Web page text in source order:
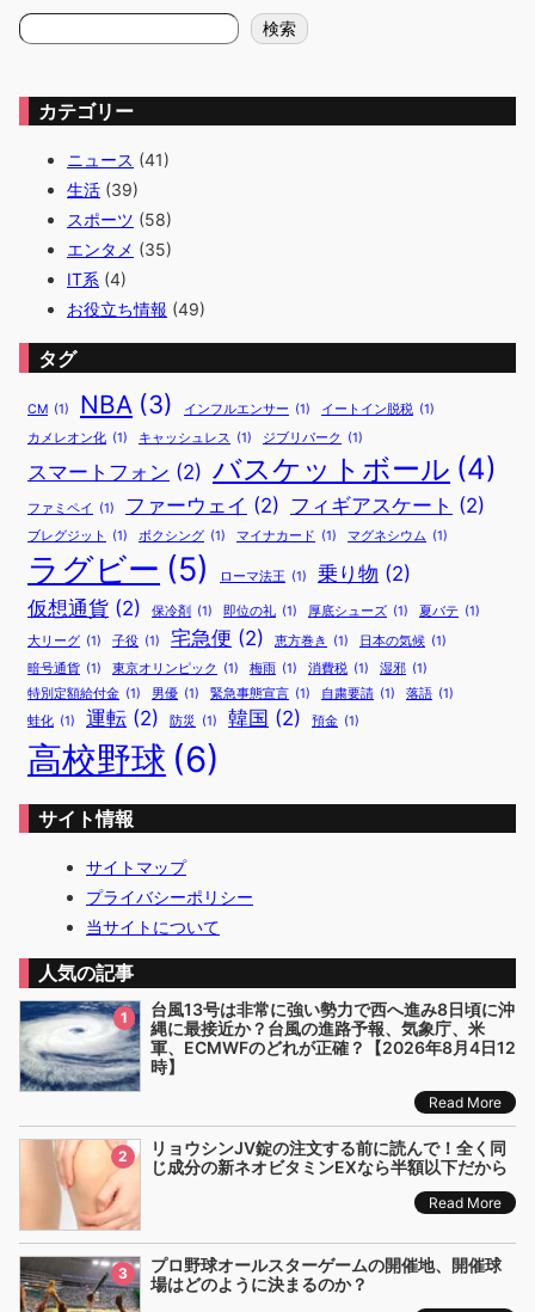
検
索
検索
カテゴリー
ニュース (41)
生活 (39)
スポーツ (58)
エンタメ (35)
IT系 (4)
お役立ち情報 (49)
タグ
CM (1) NBA (3) インフルエンサー (1) イートイン脱税 (1)
カメレオン化 (1) キャッシュレス (1) ジブリパーク (1)
スマートフォン (2) バスケットボール (4)
ファミペイ (1) ファーウェイ (2) フィギアスケート (2)
ブレグジット (1) ボクシング (1) マイナカード (1) マグネシウム (1)
ラグビー (5) ローマ法王 (1) 乗り物 (2)
仮想通貨 (2) 保冷剤 (1) 即位の礼 (1) 厚底シューズ (1) 夏バテ (1)
大リーグ (1) 子役 (1) 宅急便 (2) 恵方巻き (1) 日本の気候 (1)
暗号通貨 (1) 東京オリンピック (1) 梅雨 (1) 消費税 (1) 湿邪 (1)
特別定額給付金 (1) 男優 (1) 緊急事態宣言 (1) 自粛要請 (1) 落語 (1)
蛙化 (1) 運転 (2) 防災 (1) 韓国 (2) 預金 (1)
高校野球 (6)
サイト情報
サイトマップ
プライバシーポリシー
当サイトについて
人気の記事
1
台風13号は非常に強い勢力で西へ進み8日頃に沖
縄に最接近か？台風の進路予報、気象庁、米
軍、ECMWFのどれが正確？【2026年8月4日12
時】
Read More
2
リョウシンJV錠の注文する前に読んで！全く同
じ成分の新ネオビタミンEXなら半額以下だから
Read More
3
プロ野球オールスターゲームの開催地、開催球
場はどのように決まるのか？